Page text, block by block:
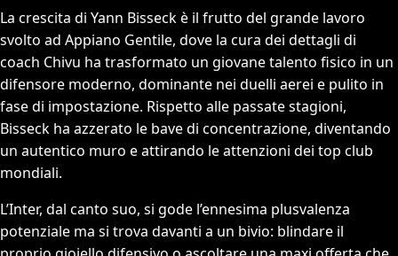
La crescita di Yann Bisseck è il frutto del grande lavoro
svolto ad Appiano Gentile, dove la cura dei dettagli di
coach Chivu ha trasformato un giovane talento fisico in un
difensore moderno, dominante nei duelli aerei e pulito in
fase di impostazione. Rispetto alle passate stagioni,
Bisseck ha azzerato le bave di concentrazione, diventando
un autentico muro e attirando le attenzioni dei top club
mondiali.
L’Inter, dal canto suo, si gode l’ennesima plusvalenza
potenziale ma si trova davanti a un bivio: blindare il